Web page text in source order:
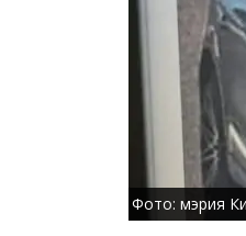
Фото: мэрия